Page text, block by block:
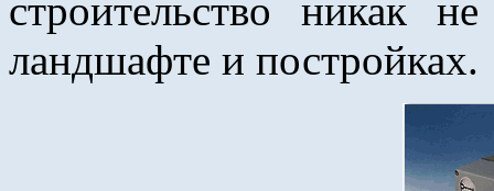
строительство никак
ландшафте и постройках.